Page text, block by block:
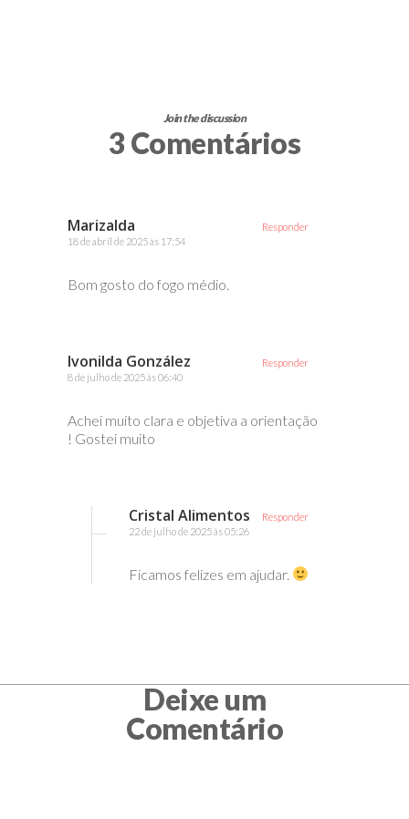
Join the discussion
3 Comentários
Marizalda
18 de abril de 2025 às 17:54
Bom gosto do fogo médio.
Responder
Ivonilda González
8 de julho de 2025 às 06:40
Achei muito clara e objetiva a orientação
! Gostei muito
Responder
Cristal Alimentos
22 de julho de 2025 às 05:26
Ficamos felizes em ajudar.
Responder
Deixe um
Comentário